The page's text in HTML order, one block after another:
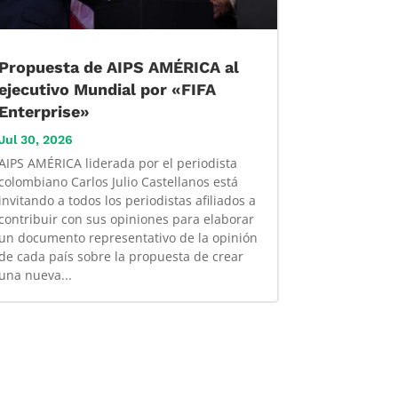
de AIPS AMÉRICA al
Mundial por «FIFA
30, 2026
AMÉRICA liderada por el periodista
Carlos Julio Castellanos está
a todos los periodistas afiliados a
con sus opiniones para elaborar
documento representativo de la opinión
cada país sobre la propuesta de crear
nueva...